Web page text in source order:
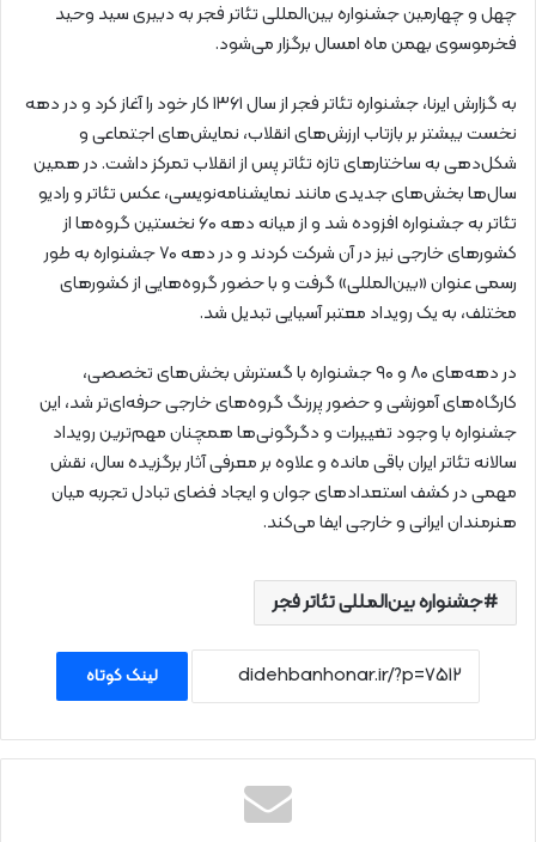
چهل‌ و چهارمین جشنواره بین‌المللی تئاتر فجر به دبیری سید وحید
فخرموسوی بهمن ماه امسال برگزار می‌شود.
به گزارش ایرنا، جشنواره تئاتر فجر از سال ۱۳۶۱ کار خود را آغاز کرد و در دهه
نخست بیشتر بر بازتاب ارزش‌های انقلاب، نمایش‌های اجتماعی و
شکل‌دهی به ساختارهای تازه تئاتر پس از انقلاب تمرکز داشت. در همین
سال‌ها بخش‌های جدیدی مانند نمایشنامه‌نویسی، عکس تئاتر و رادیو
تئاتر به جشنواره افزوده شد و از میانه دهه ۶۰ نخستین گروه‌ها از
کشورهای خارجی نیز در آن شرکت کردند و در دهه ۷۰ جشنواره به طور
رسمی عنوان «بین‌المللی» گرفت و با حضور گروه‌هایی از کشورهای
مختلف، به یک رویداد معتبر آسیایی تبدیل شد.
در دهه‌های ۸۰ و ۹۰ جشنواره با گسترش بخش‌های تخصصی،
کارگاه‌های آموزشی و حضور پررنگ گروه‌های خارجی حرفه‌ای‌تر شد، این
جشنواره با وجود تغییرات و دگرگونی‌ها همچنان مهم‌ترین رویداد
سالانه تئاتر ایران باقی مانده و علاوه بر معرفی آثار برگزیده سال، نقش
مهمی در کشف استعدادهای جوان و ایجاد فضای تبادل تجربه میان
هنرمندان ایرانی و خارجی ایفا می‌کند.
جشنواره بین‌المللی تئاتر فجر
لینک کوتاه